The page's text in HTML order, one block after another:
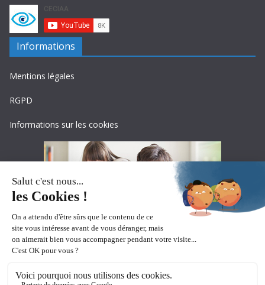
Informations
Mentions légales
RGPD
Informations sur les cookies